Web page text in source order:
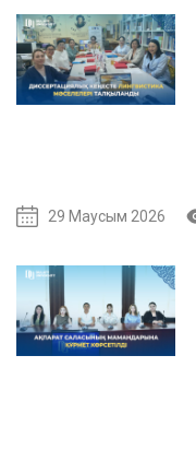
29 Маусым 2026